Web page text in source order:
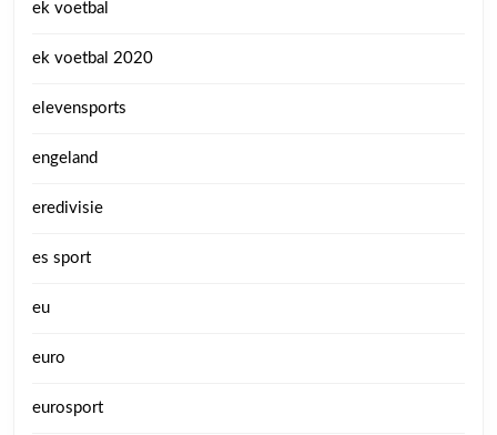
ek voetbal
ek voetbal 2020
elevensports
engeland
eredivisie
es sport
eu
euro
eurosport